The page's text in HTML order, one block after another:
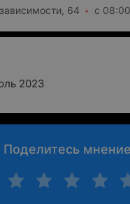
64 с 08:00
2023
Поделитесь